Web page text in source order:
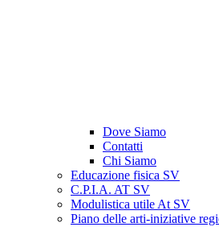
Dove Siamo
Contatti
Chi Siamo
Educazione fisica SV
C.P.I.A. AT SV
Modulistica utile At SV
Piano delle arti-iniziative